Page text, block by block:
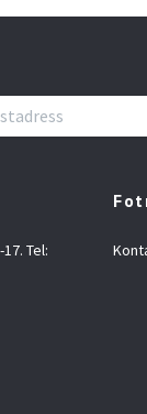
Tel: